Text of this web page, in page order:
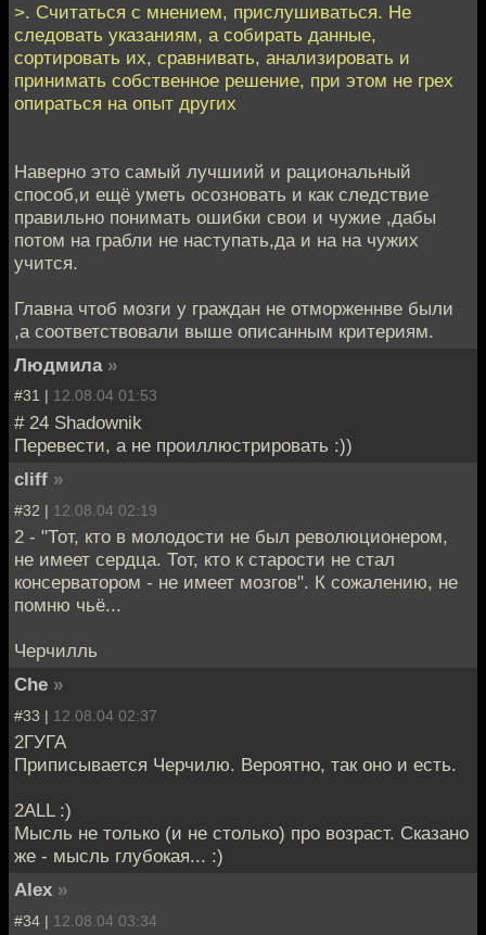
>. Считаться с мнением, прислушиваться. Не
следовать указаниям, а собирать данные,
сортировать их, сравнивать, анализировать и
принимать собственное решение, при этом не грех
опираться на опыт других
Наверно это самый лучшиий и рациональный
способ,и ещё уметь осозновать и как следствие
правильно понимать ошибки свои и чужие ,дабы
потом на грабли не наступать,да и на на чужих
учится.
Главна чтоб мозги у граждан не отморженнве были
,а соответствовали выше описанным критериям.
Людмила »
#31 | 12.08.04 01:53
# 24 Shadownik
Перевести, а не проиллюстрировать :))
cliff »
#32 | 12.08.04 02:19
2 - "Тот, кто в молодости не был революционером,
не имеет сердца. Тот, кто к старости не стал
консерватором - не имеет мозгов". К сожалению, не
помню чьё...
Черчилль
Che »
#33 | 12.08.04 02:37
2ГУГА
Приписывается Черчилю. Вероятно, так оно и есть.
2ALL :)
Мысль не только (и не столько) про возраст. Сказано
же - мысль глубокая... :)
Alex »
#34 | 12.08.04 03:34